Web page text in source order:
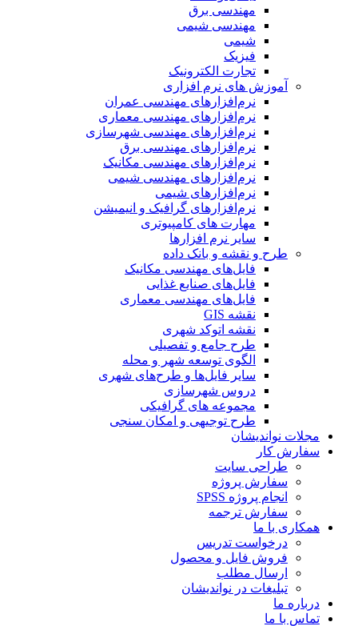
مهندسی برق
مهندسی شیمی
شیمی
فیزیک
تجارت الکترونیک
آموزش های نرم افزاری
نرم‌افزارهای مهندسی عمران
نرم‌افزارهای مهندسی معماری
نرم‌افزارهای مهندسی شهرسازی
نرم‌افزارهای مهندسی برق
نرم‌افزارهای مهندسی مکانیک
نرم‌افزارهای مهندسی شیمی
نرم‌افزارهای شیمی
نرم‌افزارهای گرافیک و انیمیشن
مهارت های کامپیوتری
سایر نرم افزارها
طرح و نقشه و بانک داده
فایل‌های مهندسی مکانیک
فایل‌های صنایع غذایی
فایل‌های مهندسی معماری
نقشه GIS
نقشه اتوکد شهری
طرح جامع و تفصیلی
الگوی توسعه شهر و محله
سایر فایل‌ها و طرح‌های شهری
دروس شهرسازی
مجموعه های گرافیکی
طرح توجیهی و امکان سنجی
مجلات نواندیشان
سفارش کار
طراحی سایت
سفارش پروژه
انجام پروژه SPSS
سفارش ترجمه
همکاری با ما
درخواست تدریس
فروش فایل و محصول
ارسال مطلب
تبلیغات در نواندیشان
درباره ما
تماس با ما